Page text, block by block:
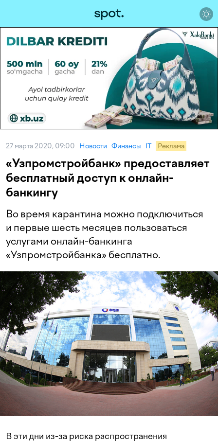
27 марта 2020, 09:00 Новости Финансы IT Реклама
«Узпромстройбанк» предоставляет
бесплатный доступ к онлайн-
банкингу
Во время карантина можно подключиться
и первые шесть месяцев пользоваться
услугами онлайн-банкинга
«Узпромстройбанка» бесплатно.
В эти дни из-за риска распространения